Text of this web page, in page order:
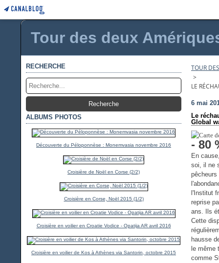
Tour des deux
RECHERCHE
ALBUMS PHOTOS
Découverte du Péloponnèse : Monemvasia novembre 2016
Croisière de Noël en Corse (2/2)
Croisière en Corse, Noël 2015 (1/2)
Croisière en voilier en Croatie Vodice - Opatija AR avril 2016
Croisière en voilier de Kos à Athènes via Santorin, octobre 2015
TOUR
>
LE
6 mai
Le
Global
- 80
En
soi, il ne
pêcheurs
l'Institut
reprise
ans. Ils
Cette
hausse
le même
comme